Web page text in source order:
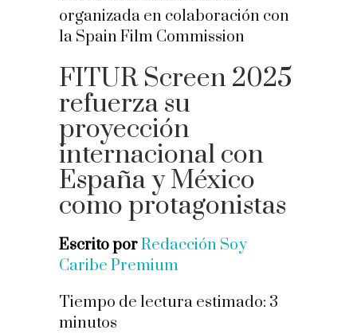
FITUR Screen 2025
refuerza su
proyección
internacional con
España y México
como protagonistas
Escrito porRedacción Soy
Caribe Premium
Tiempo de lectura estimado: 3
minutos